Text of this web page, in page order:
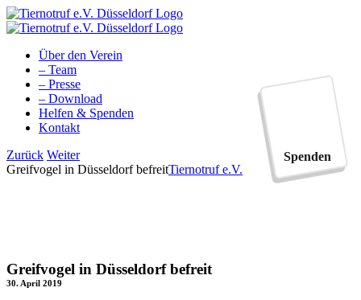
Zum
Inhalt
Über den Verein
– Team
– Presse
– Download
Helfen & Spenden
Kontakt
Facebook
YouTube
Instagram
Tiktok
Zurück Weiter
Greifvogel in Düsseldorf befreitTiernotruf e.V.
Greifvogel in Düsseldorf befreit
30. April 2019
Spenden